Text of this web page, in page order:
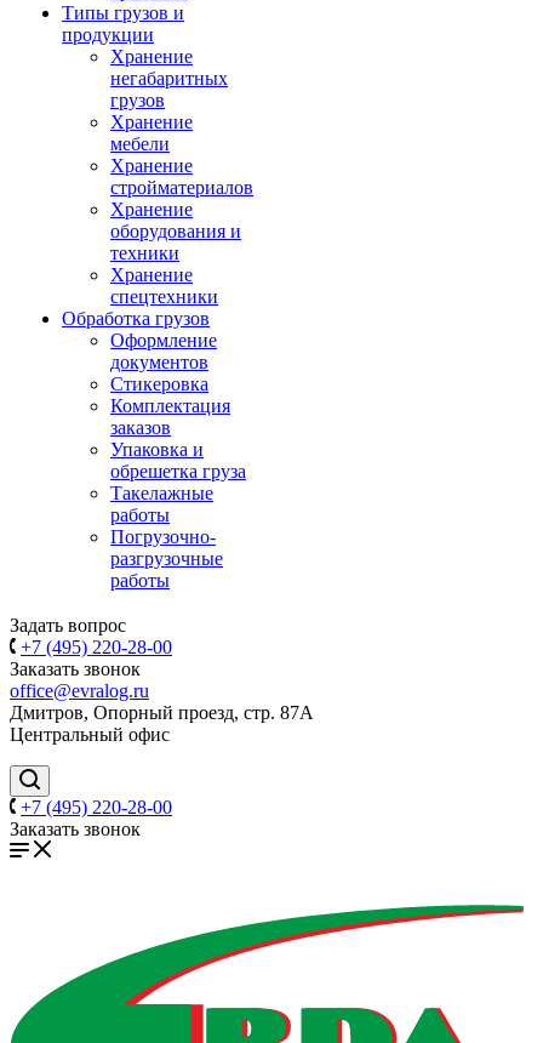
Типы грузов и
продукции
Хранение
негабаритных
грузов
Хранение
мебели
Хранение
стройматериалов
Хранение
оборудования и
техники
Хранение
спецтехники
Обработка грузов
Оформление
документов
Стикеровка
Комплектация
заказов
Упаковка и
обрешетка груза
Такелажные
работы
Погрузочно-
разгрузочные
работы
Задать вопрос
+7 (495) 220-28-00
Заказать звонок
office@evralog.ru
Дмитров, Опорный проезд, стр. 87А
Центральный офис
+7 (495) 220-28-00
Заказать звонок